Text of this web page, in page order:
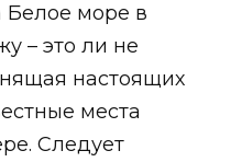
Белое море в
– это ли не
настоящих
места
Следует